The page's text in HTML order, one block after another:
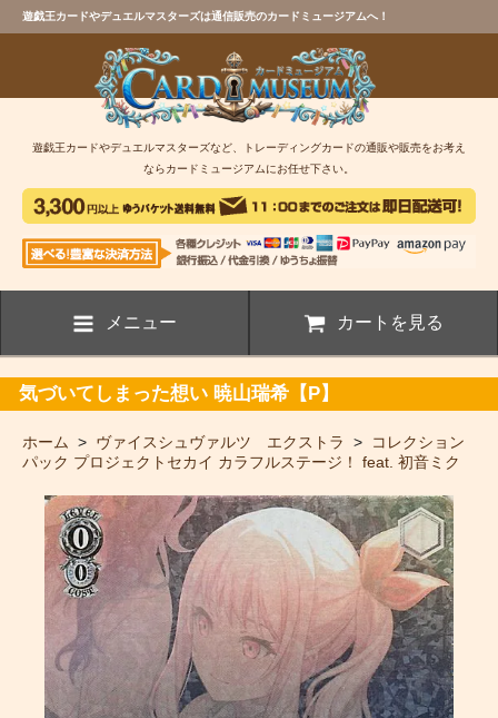
遊戯王カードやデュエルマスターズは通信販売のカードミュージアムへ！
遊戯王カードやデュエルマスターズなど、トレーディングカードの通販や販売をお考え
ならカードミュージアムにお任せ下さい。
メニュー カートを見る
気づいてしまった想い 暁山瑞希【P】
ホーム > ヴァイスシュヴァルツ エクストラ >
コレクション
パック プロジェクトセカイ カラフルステージ！ feat. 初音ミク